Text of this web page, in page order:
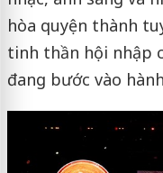
hòa quyện thành
tinh thần hội nhập
đang bước vào